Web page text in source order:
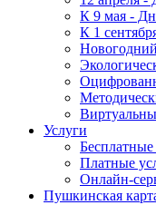
К 9 мая -
К 1
Услуги
Бесплатные
Платные
Онлайн-
Пушкинская